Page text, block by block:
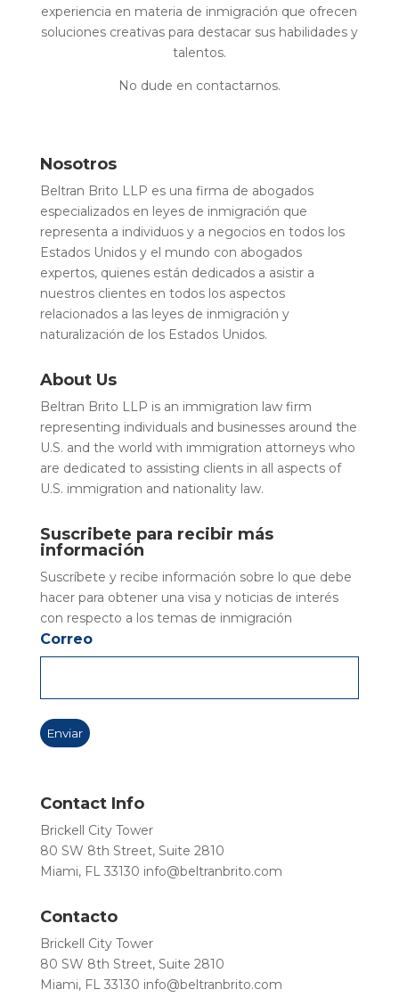
experiencia en materia de inmigración que ofrecen
soluciones creativas para destacar sus habilidades y
talentos.
No dude en contactarnos.
Nosotros
Beltran Brito LLP es una firma de abogados
especializados en leyes de inmigración que
representa a individuos y a negocios en todos los
Estados Unidos y el mundo con abogados
expertos, quienes están dedicados a asistir a
nuestros clientes en todos los aspectos
relacionados a las leyes de inmigración y
naturalización de los Estados Unidos.
About Us
Beltran Brito LLP is an immigration law firm
representing individuals and businesses around the
U.S. and the world with immigration attorneys who
are dedicated to assisting clients in all aspects of
U.S. immigration and nationality law.
Suscribete para recibir más
información
Suscríbete y recibe información sobre lo que debe
hacer para obtener una visa y noticias de interés
con respecto a los temas de inmigración
Correo
Contact Info
Brickell City Tower
80 SW 8th Street, Suite 2810
Miami, FL 33130 info@beltranbrito.com
Contacto
Brickell City Tower
80 SW 8th Street, Suite 2810
Miami, FL 33130 info@beltranbrito.com